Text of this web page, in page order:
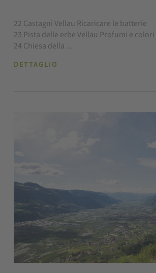
22 Castagni Vellau Ricaricare le batterie
23 Pista delle erbe Vellau Profumi e
24 Chiesa della ...
DETTAGLIO